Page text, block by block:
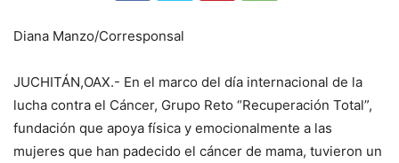
Diana Manzo/Corresponsal
JUCHITÁN,OAX.- En el marco del día internacional de la
lucha contra el Cáncer, Grupo Reto “Recuperación Total”,
fundación que apoya física y emocionalmente a las
mujeres que han padecido el cáncer de mama, tuvieron un